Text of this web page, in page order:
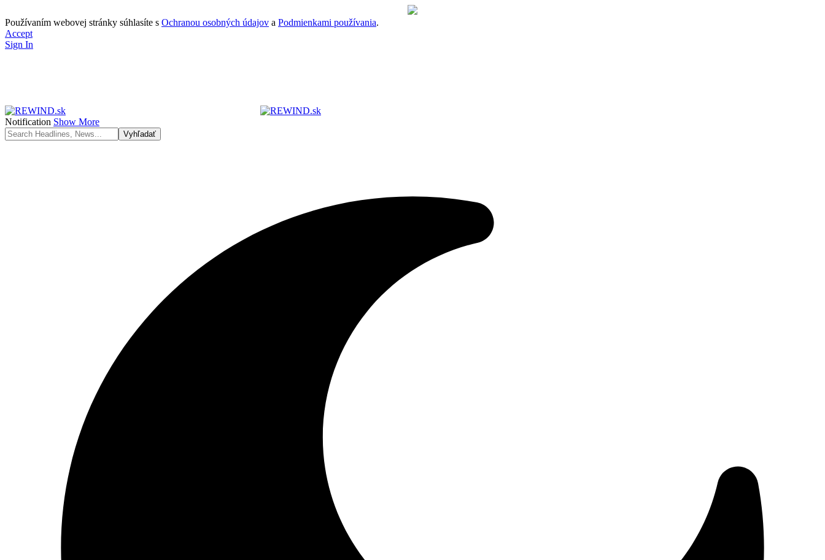
Používaním webovej stránky súhlasíte s Ochranou osobných údajov a Podmienkami používania.
Accept
Sign In
Notification Show More